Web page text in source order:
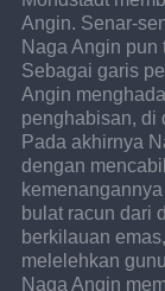
Angin. Senar-
Naga Angin pun
Sebagai garis
Angin
penghabisan, di
Pada akhirnya
dengan
bulat racun dari
berkilauan
melelehkan
Naga Angin